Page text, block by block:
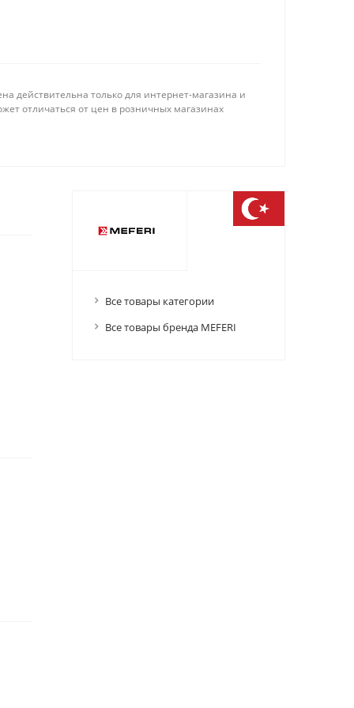
действительна только для интернет-магазина и
отличаться от цен в розничных магазинах
Все товары категории
Все товары бренда MEFERI